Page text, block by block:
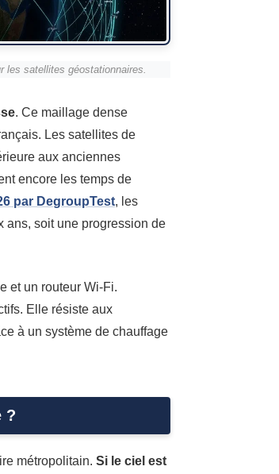
les satellites géostationnaires.
. Ce maillage dense
Les satellites de
aux anciennes
encore les temps de
par DegroupTest, les
ans, soit une progression de
et un routeur Wi-Fi.
Elle résiste aux
à un système de chauffage
?
métropolitain.Si le ciel est